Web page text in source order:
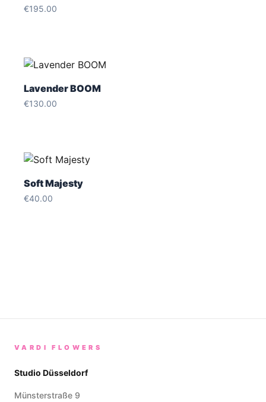
€195.00
Lavender BOOM
€130.00
Soft Majesty
€40.00
VARDI FLOWERS
Studio Düsseldorf
Münsterstraße 9